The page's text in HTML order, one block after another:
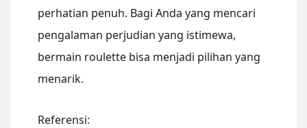
perhatian penuh. Bagi Anda yang mencari
pengalaman perjudian yang istimewa,
bermain roulette bisa menjadi pilihan yang
menarik.
Referensi: